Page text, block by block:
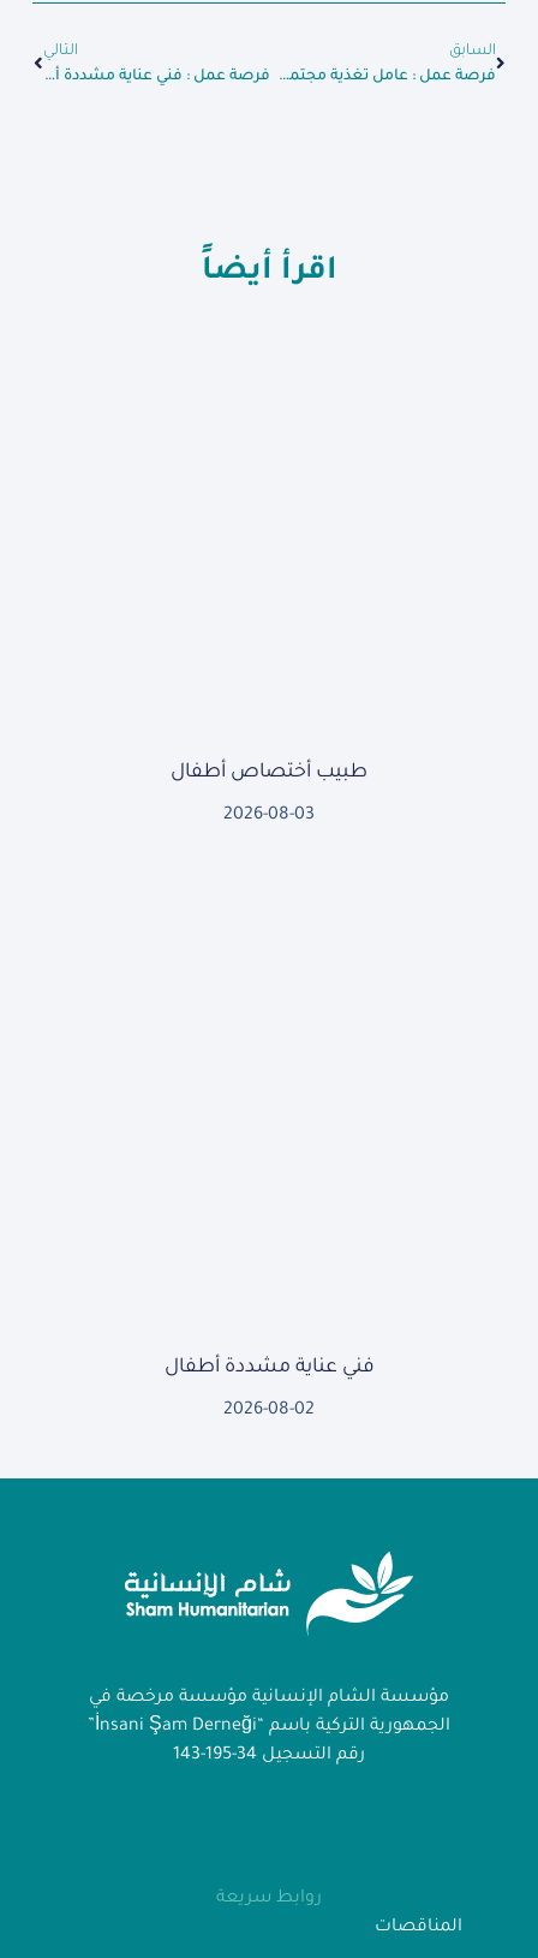
السابق
فرصة عمل : عامل تغذية مجتمعية
التالي
فرصة عمل : فني عناية مشددة أطفال
اقرأ أيضاً
طبيب أختصاص أطفال
2026-08-03
فني عناية مشددة أطفال
2026-08-02
مؤسسة الشام الإنسانية مؤسسة مرخصة في
الجمهورية التركية باسم “İnsani Şam Derneği”
رقم التسجيل 34-195-143
روابط سريعة
المناقصات